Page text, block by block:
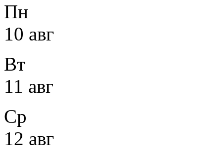
Пн
10 авг
Вт
11 авг
Ср
12 авг